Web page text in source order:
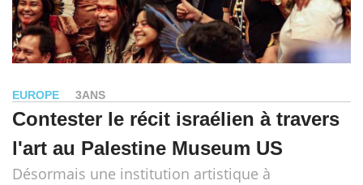
EUROPE 3ANS
Contester le récit israélien à travers
l'art au Palestine Museum US
Désormais une institution artistique à